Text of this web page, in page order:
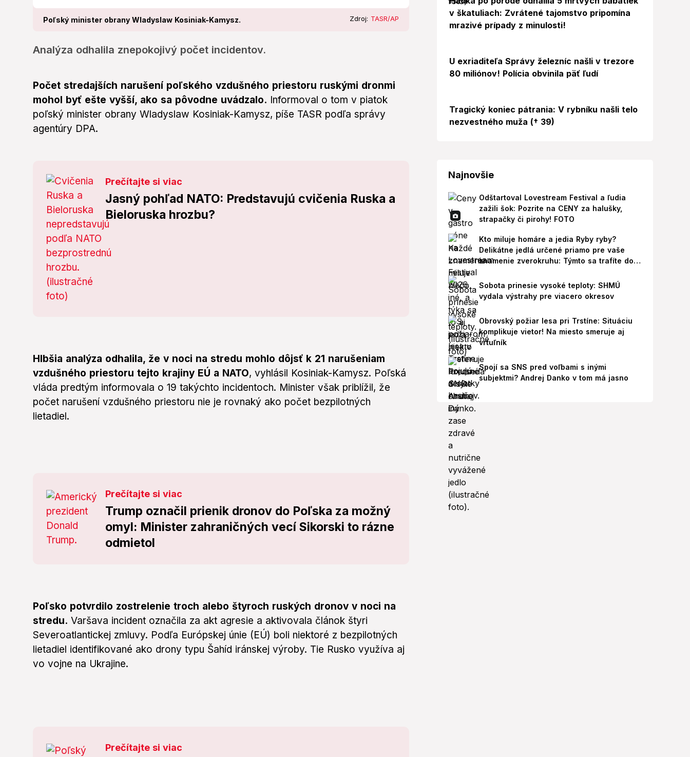
Poľský minister obrany Wladyslaw Kosiniak-Kamysz. Zdroj: TASR/AP
Analýza odhalila znepokojivý počet incidentov.
Počet stredajších narušení poľského vzdušného priestoru ruskými dronmi
mohol byť ešte vyšší, ako sa pôvodne uvádzalo. Informoval o tom v piatok
poľský minister obrany Wladyslaw Kosiniak-Kamysz, píše TASR podľa správy
agentúry DPA.
Prečítajte si viac
Jasný pohľad NATO: Predstavujú cvičenia Ruska a
Bieloruska hrozbu?
Hlbšia analýza odhalila, že v noci na stredu mohlo dôjsť k 21 narušeniam
vzdušného priestoru tejto krajiny EÚ a NATO, vyhlásil Kosiniak-Kamysz. Poľská
vláda predtým informovala o 19 takýchto incidentoch. Minister však priblížil, že
počet narušení vzdušného priestoru nie je rovnaký ako počet bezpilotných
lietadiel.
Prečítajte si viac
Trump označil prienik dronov do Poľska za možný
omyl: Minister zahraničných vecí Sikorski to rázne
odmietol
Poľsko potvrdilo zostrelenie troch alebo štyroch ruských dronov v noci na
stredu. Varšava incident označila za akt agresie a aktivovala článok štyri
Severoatlantickej zmluvy. Podľa Európskej únie (EÚ) boli niektoré z bezpilotných
lietadiel identifikované ako drony typu Šahíd iránskej výroby. Tie Rusko využíva aj
vo vojne na Ukrajine.
Prečítajte si viac
v škatuliach: Zvrátené tajomstvo pripomína
mrazivé prípady z minulosti!
U exriaditeľa Správy železníc našli v trezore
80 miliónov! Polícia obvinila päť ľudí
Tragický koniec pátrania: V rybníku našli telo
nezvestného muža († 39)
Najnovšie
Odštartoval Lovestream Festival a ľudia
zažili šok: Pozrite na CENY za halušky,
strapačky či pirohy! FOTO
Kto miluje homáre a jedia Ryby ryby?
Delikátne jedlá určené priamo pre vaše
znamenie zverokruhu: Týmto sa trafíte do
Sobota prinesie vysoké teploty: SHMÚ
vydala výstrahy pre viacero okresov
Obrovský požiar lesa pri Trstíne: Situáciu
komplikuje vietor! Na miesto smeruje aj
vrtuľník
Spojí sa SNS pred voľbami s inými
subjektmi? Andrej Danko v tom má jasno